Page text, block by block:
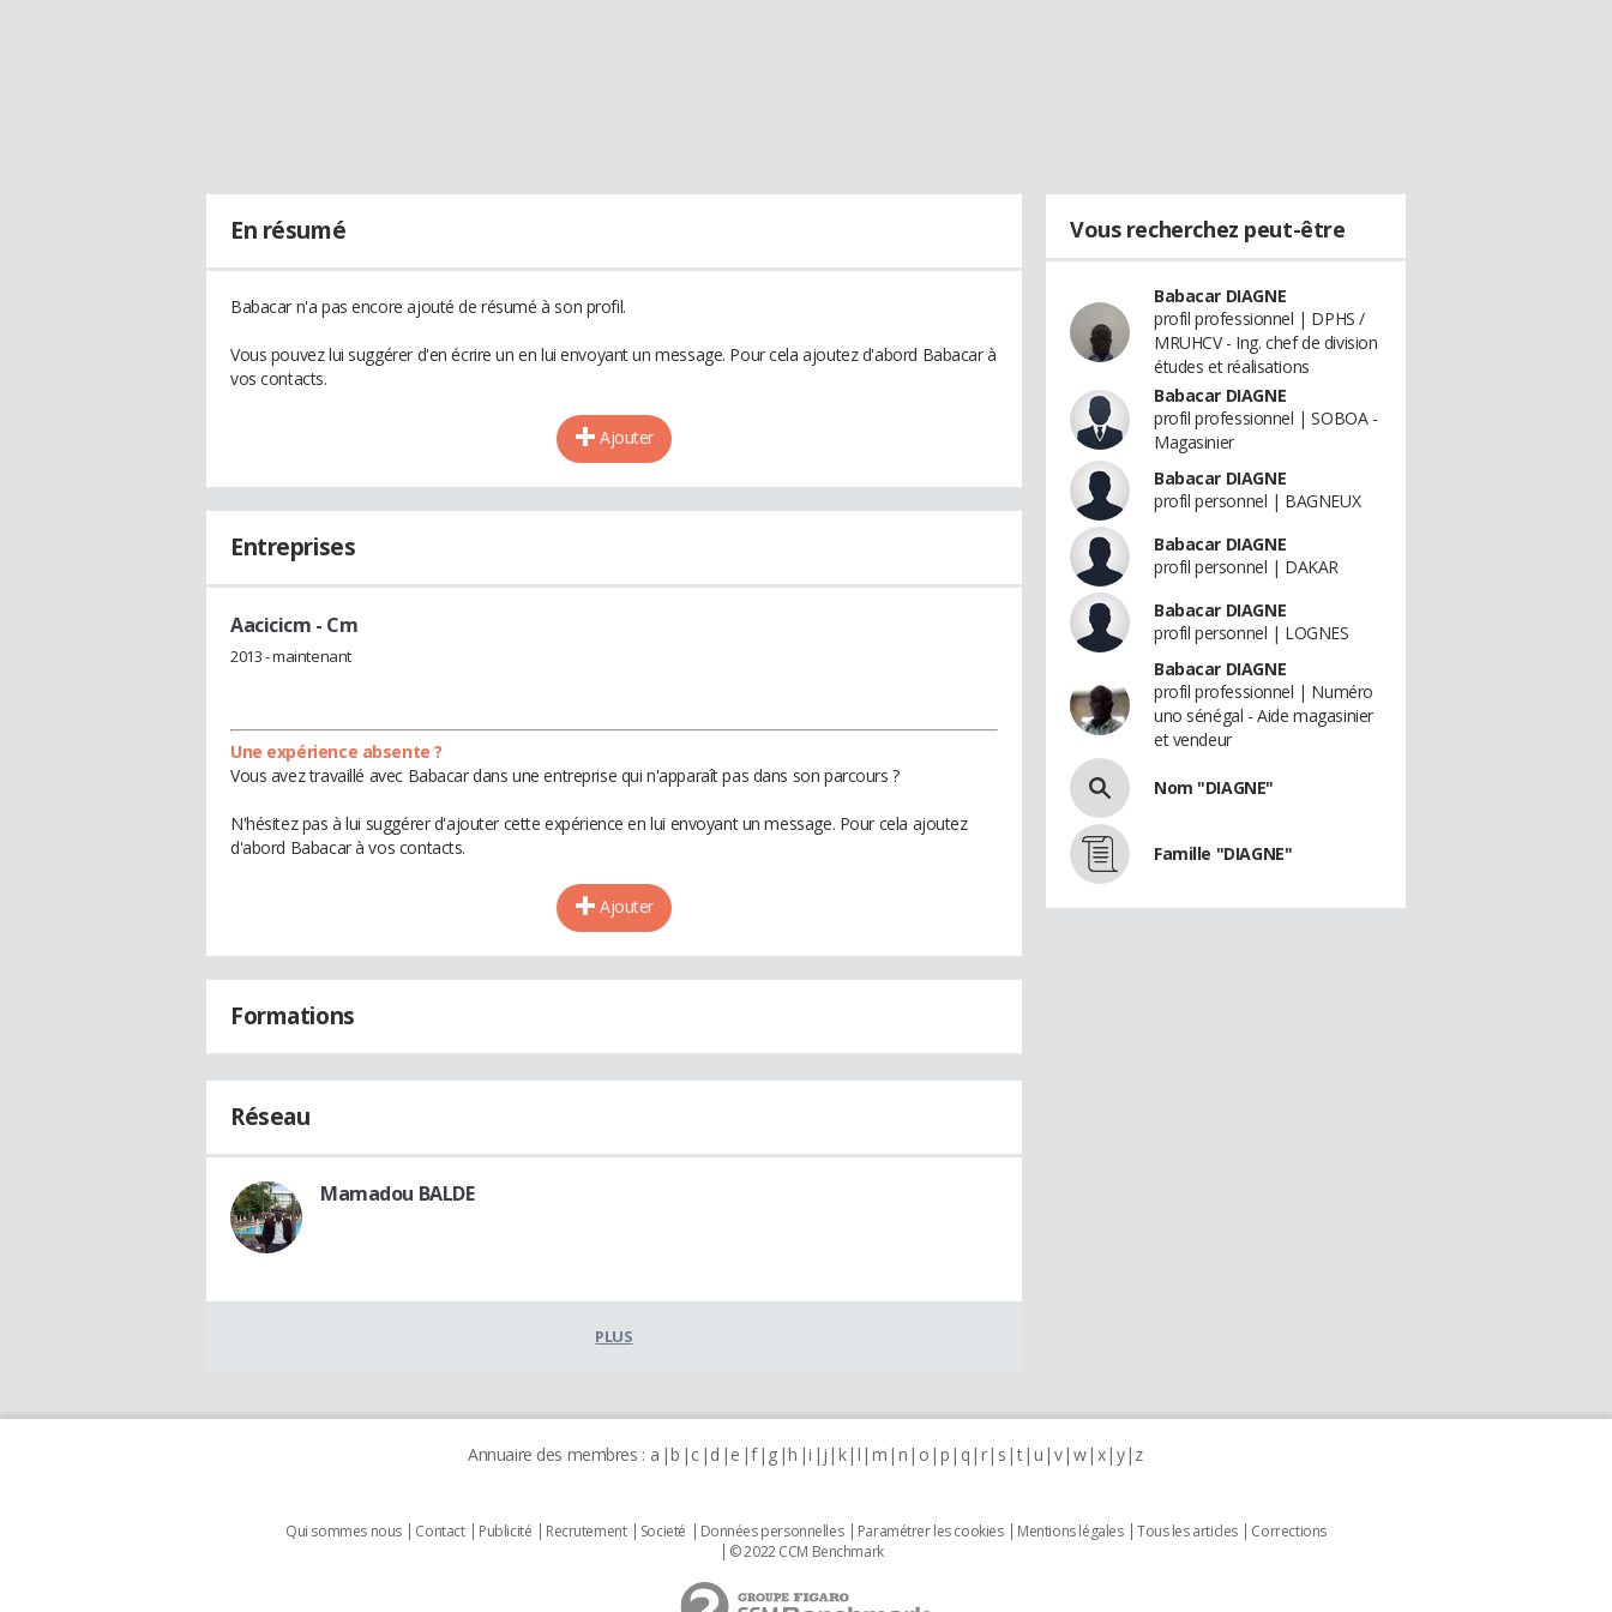
En résumé
Babacar n'a pas encore ajouté de résumé à son profil.
Vous pouvez lui suggérer d'en écrire un en lui envoyant un message. Pour cela ajoutez d'abord Babacar à
vos contacts.
Ajouter
Entreprises
Aacicicm - Cm
2013 - maintenant
Une expérience absente ?
Vous avez travaillé avec Babacar dans une entreprise qui n'apparaît pas dans son parcours ?
N'hésitez pas à lui suggérer d'ajouter cette expérience en lui envoyant un message. Pour cela ajoutez
d'abord Babacar à vos contacts.
Ajouter
Formations
Réseau
Mamadou BALDE
PLUS
Vous recherchez peut-être
Babacar DIAGNE
profil professionnel | DPHS /
MRUHCV - Ing. chef de division
études et réalisations
Babacar DIAGNE
profil professionnel | SOBOA -
Magasinier
Babacar DIAGNE
profil personnel | BAGNEUX
Babacar DIAGNE
profil personnel | DAKAR
Babacar DIAGNE
profil personnel | LOGNES
Babacar DIAGNE
profil professionnel | Numéro
uno sénégal - Aide magasinier
et vendeur
Nom "DIAGNE"
Famille "DIAGNE"
Annuaire des membres : a b c d e f g h i j k l m n o p q r s t u v w x y z
Qui sommes nous Contact Publicité Recrutement Societé Données personnelles Paramétrer les cookies Mentions légales Tous les articles
Corrections
© 2022 CCM Benchmark